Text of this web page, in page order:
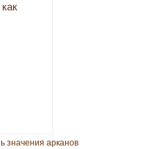
значения арканов